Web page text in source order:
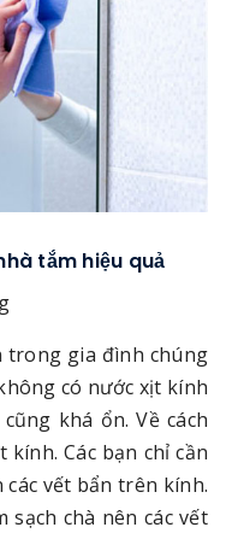
tắm hiệu quả
trong gia đình chúng
có nước xịt kính
khá ổn. Về cách
Các bạn chỉ cần
vết bẩn trên kính.
sạch chà nên các vết